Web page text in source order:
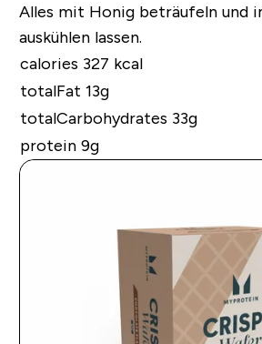
Alles mit Honig beträufeln und
auskühlen lassen.
calories 327 kcal
totalFat 13g
totalCarbohydrates 33g
protein 9g